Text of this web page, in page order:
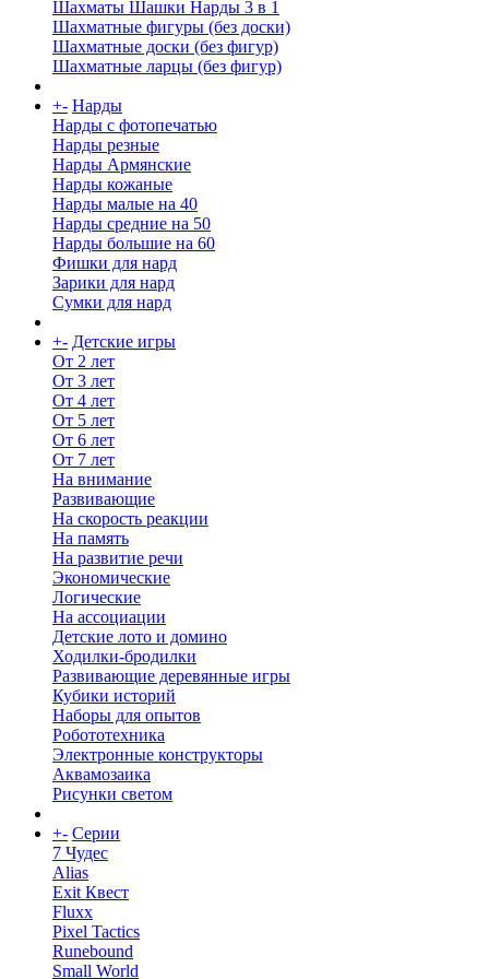
Шахматы Шашки Нарды 3 в 1
Шахматные фигуры (без доски)
Шахматные доски (без фигур)
Шахматные ларцы (без фигур)
+- Нарды
Нарды с фотопечатью
Нарды резные
Нарды Армянские
Нарды кожаные
Нарды малые на 40
Нарды средние на 50
Нарды большие на 60
Фишки для нард
Зарики для нард
Сумки для нард
+- Детские игры
От 2 лет
От 3 лет
От 4 лет
От 5 лет
От 6 лет
От 7 лет
На внимание
Развивающие
На скорость реакции
На память
На развитие речи
Экономические
Логические
На ассоциации
Детские лото и домино
Ходилки-бродилки
Развивающие деревянные игры
Кубики историй
Наборы для опытов
Робототехника
Электронные конструкторы
Аквамозаика
Рисунки светом
+- Серии
7 Чудес
Alias
Exit Квест
Fluxx
Pixel Tactics
Runebound
Small World